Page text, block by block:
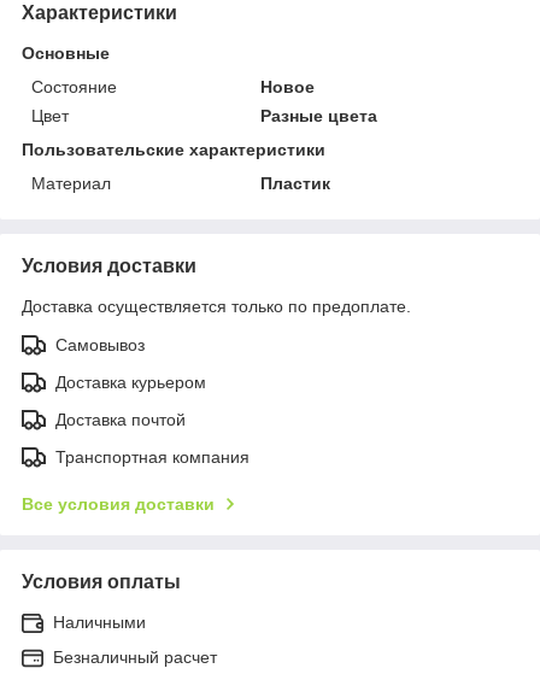
Характеристики
Основные
Состояние
Новое
Цвет
Разные цвета
Пользовательские характеристики
Материал
Пластик
Условия доставки
Доставка осуществляется только по предоплате.
Самовывоз
Доставка курьером
Доставка почтой
Транспортная компания
Все условия доставки
Условия оплаты
Наличными
Безналичный расчет